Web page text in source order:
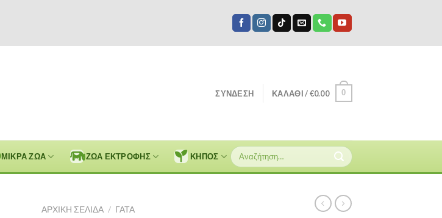
ΣΎΝΔΕΣΗ ΚΑΛΆΘΙ /€0.00 0
ΜΙΚΡΑ ΖΩΑ ΖΩΑ ΕΚΤΡΟΦΗΣ ΚΗΠΟΣ
Αναζήτηση
για:
ΑΡΧΙΚΉ ΣΕΛΊΔΑ / ΓΑΤΑ